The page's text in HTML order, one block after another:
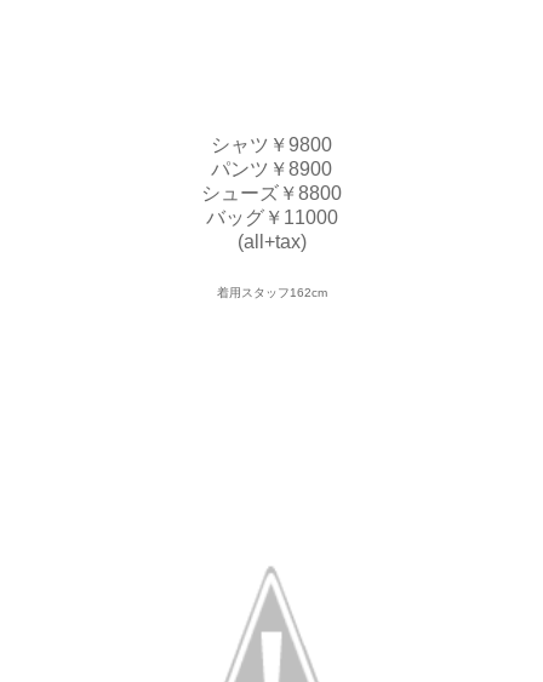
シャツ￥9800
パンツ￥8900
シューズ￥8800
バッグ￥11000
(all+tax)
着用スタッフ162cm